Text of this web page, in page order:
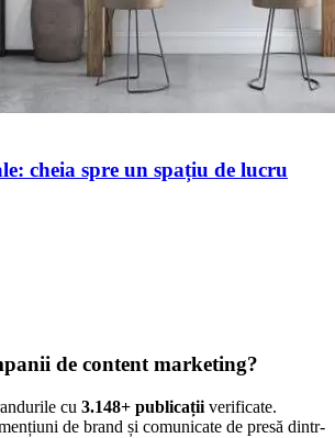
cheia spre un spațiu de lucru
de content marketing?
cu 3.148+ publicații verificate.
de brand și comunicate de presă dintr-